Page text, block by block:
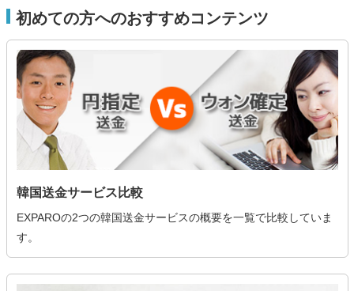
初めての方へのおすすめコンテンツ
韓国送金サービス比較
EXPAROの2つの韓国送金サービスの概要を一覧で比較していま
す。